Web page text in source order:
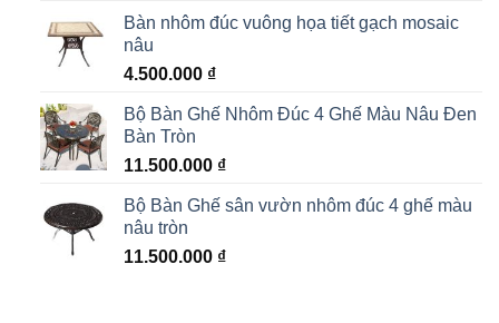
Bàn nhôm đúc vuông họa tiết gạch mosaic
nâu
4.500.000 ₫
Bộ Bàn Ghế Nhôm Đúc 4 Ghế Màu Nâu Đen
Bàn Tròn
11.500.000 ₫
Bộ Bàn Ghế sân vườn nhôm đúc 4 ghế màu
nâu tròn
11.500.000 ₫